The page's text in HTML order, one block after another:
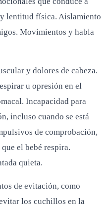
lentitud física. Aislamiento
Movimientos y habla
y dolores de cabeza.
u opresión en el
Incapacidad para
incluso cuando se está
de comprobación,
el bebé respira.
quieta.
de evitación, como
los cuchillos en la